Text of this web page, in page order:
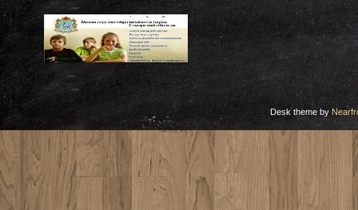
Desk theme by